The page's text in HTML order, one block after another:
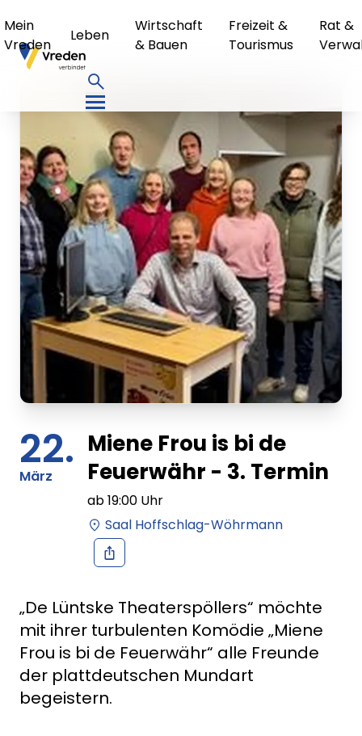
Mein
Vreden
Leben
Wirtschaft
& Bauen
Freizeit &
Tourismus
Rat &
22.
März
Miene Frou is bi de
Feuerwähr - 3. Termin
ab19:00 Uhr
Saal Hoffschlag-Wöhrmann
„De Lüntske Theaterspöllers“ möchte
mit ihrer turbulenten Komödie „Miene
Frou is bi de Feuerwähr“ alle Freunde
der plattdeutschen Mundart
begeistern.